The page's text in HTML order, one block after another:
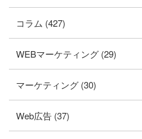
コラム (427)
WEBマーケティング (29)
マーケティング (30)
Web広告 (37)